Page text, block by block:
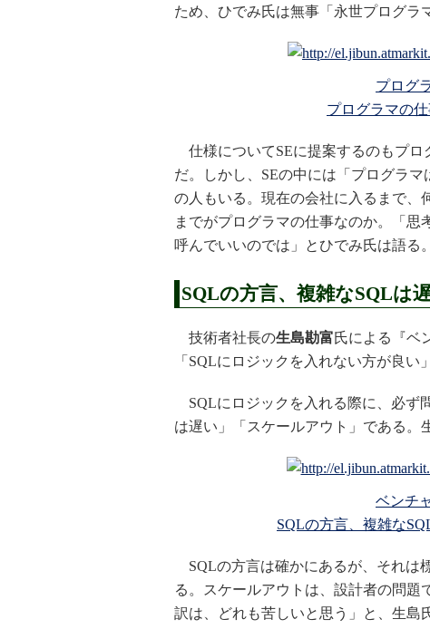
ため、ひでみ氏は無事「永世プログラ
プログ
プログラマの
仕様についてSEに提案するのもプロ
だ。しかし、SEの中には「プログラ
の人もいる。現在の会社に入るまで、
までがプログラマの仕事なのか。「思
呼んでいいのでは」とひでみ氏は語る。
SQLの方言、複雑なSQLは
技術者社長の生島勘富氏による『ベ
「SQLにロジックを入れない方が良い
SQLにロジックを入れる際に、必ず
は遅い」「スケールアウト」である。
ベンチ
SQLの方言、複雑な
SQLの方言は確かにあるが、それは
る。スケールアウトは、設計者の問題
訳は、どれも苦しいと思う」と、生島